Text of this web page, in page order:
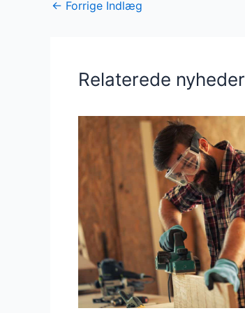
← Forrige Indlæg
Relaterede nyheder